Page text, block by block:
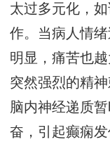
太过多元化，
作。当病人情
明显，痛苦也越
突然强烈的精
脑内神经递质
奋，引起癫痫